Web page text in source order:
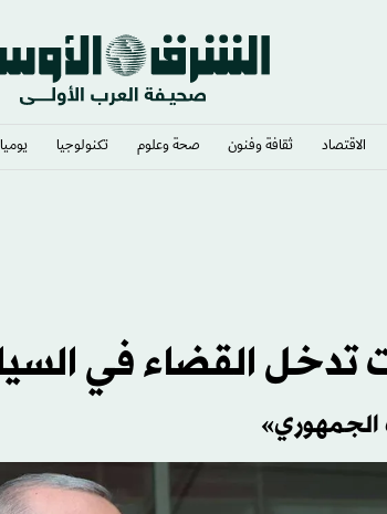
الاقتصاد ثقافة وفنون صحة وعلوم تكنولوجيا
تدخل القضاء في
الجمهوري»